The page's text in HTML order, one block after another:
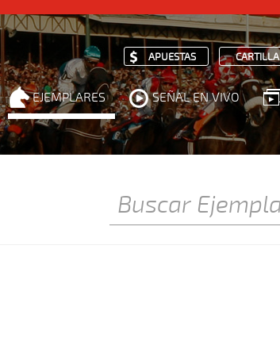
APUESTAS CARTILLA
EJEMPLARES SEÑAL EN VIVO